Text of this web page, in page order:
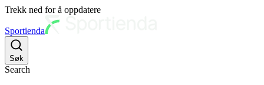
Trekk ned for å oppdatere
Sportienda
Søk
Search